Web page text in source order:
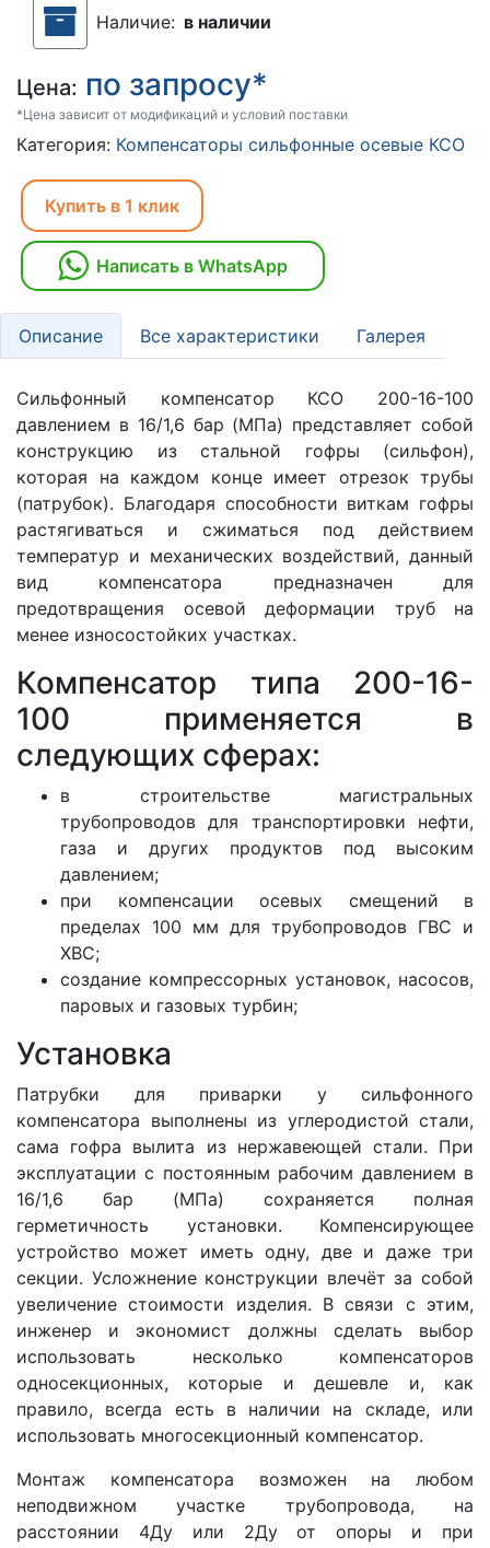
Наличие: в наличии
Цена: по запросу*
*Цена зависит от модификаций и условий поставки
Категория: Компенсаторы сильфонные осевые КСО
Купить в 1 клик
Написать в WhatsApp
Описание Все характеристики Галерея
Сильфонный компенсатор КСО 200-16-100
давлением в 16/1,6 бар (МПа) представляет собой
конструкцию из стальной гофры (сильфон),
которая на каждом конце имеет отрезок трубы
(патрубок). Благодаря способности виткам гофры
растягиваться и сжиматься под действием
температур и механических воздействий, данный
вид компенсатора предназначен для
предотвращения осевой деформации труб на
менее износостойких участках.
Компенсатор типа 200-16-
100 применяется в
следующих сферах:
в строительстве магистральных
трубопроводов для транспортировки нефти,
газа и других продуктов под высоким
давлением;
при компенсации осевых смещений в
пределах 100 мм для трубопроводов ГВС и
ХВС;
создание компрессорных установок, насосов,
паровых и газовых турбин;
Установка
Патрубки для приварки у сильфонного
компенсатора выполнены из углеродистой стали,
сама гофра вылита из нержавеющей стали. При
эксплуатации с постоянным рабочим давлением в
16/1,6 бар (МПа) сохраняется полная
герметичность установки. Компенсирующее
устройство может иметь одну, две и даже три
секции. Усложнение конструкции влечёт за собой
увеличение стоимости изделия. В связи с этим,
инженер и экономист должны сделать выбор
использовать несколько компенсаторов
односекционных, которые и дешевле и, как
правило, всегда есть в наличии на складе, или
использовать многосекционный компенсатор.
Монтаж компенсатора возможен на любом
неподвижном участке трубопровода, на
расстоянии 4Ду или 2Ду от опоры и при